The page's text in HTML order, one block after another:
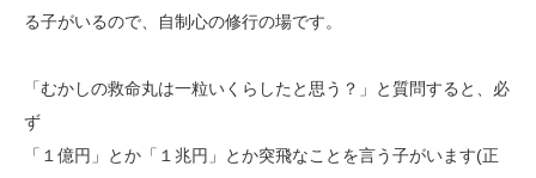
る子がいるので、自制心の修行の場です。
「むかしの救命丸は一粒いくらしたと思う？」と質問すると、必
ず
「１億円」とか「１兆円」とか突飛なことを言う子がいます(正